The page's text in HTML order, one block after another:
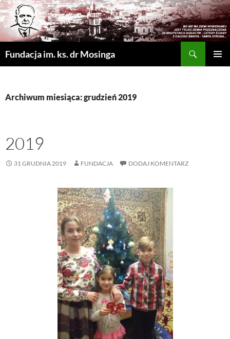
Fundacja im. ks. dr Mosinga
Archiwum miesiąca: grudzień 2019
2019
31 GRUDNIA 2019 FUNDACJA DODAJ KOMENTARZ